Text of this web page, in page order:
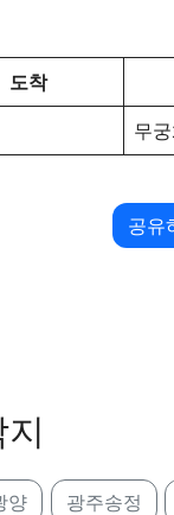
도착
무
공유
양 광주송정